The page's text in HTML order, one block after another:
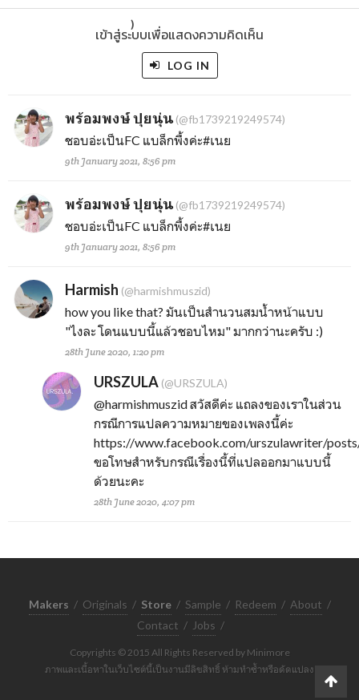
)
เข้าสู่ระบบเพื่อแสดงความคิดเห็น
LOG IN
พร้อมพงษ์ ปุยนุ่น(@fb1739219249574)
ชอบอ่ะเป็นFC แบล็กพื้งค่ะ#เนย
9th January 2021, 8:56 pm
พร้อมพงษ์ ปุยนุ่น(@fb1739219249574)
ชอบอ่ะเป็นFC แบล็กพื้งค่ะ#เนย
9th January 2021, 8:56 pm
Harmish (@harmishmuszid)
how you like that? มันเป็นสำนวนสมน้ำหน้าแบบ
"ไงละ โดนแบบนี้แล้วชอบไหม" มากกว่านะครับ :)
28th June 2020, 1:20 pm
URSZULA(@URSZULA)
@harmishmuszidสวัสดีค่ะ แถลงของเราในส่วน
กรณีการแปลความหมายของเพลงนี้ค่ะ
https://www.facebook.com/urszulawriter/
ขอโทษสำหรับกรณีเรื่องนี้ที่แปลออกมาแบบนี้
ด้วยนะคะ
28th June 2020, 4:07 pm
Makers / Originals / Store / Sample / Redeem / About /
Contact / Jobs /
Copyrights © 2015 All Rights Reserved by Minimore
ภาพและเนื้อหาในเว็บไซต์นี้เป็นงานมีลิขสิทธิ์ ห้ามทำซ้ำหรือดัดแปลง